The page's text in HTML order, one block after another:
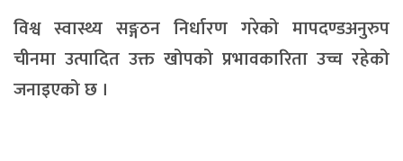
विश्व स्वास्थ्य सङ्गठन निर्धारण गरेको मापदण्डअनुरुप
चीनमा उत्पादित उक्त खोपको प्रभावकारिता उच्च रहेको
जनाइएको छ ।